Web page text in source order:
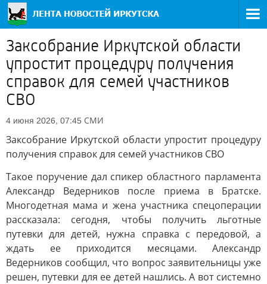
Заксобрание Иркутской области
упростит процедуру получения
справок для семей участников
СВО
4 июня 2026, 07:45 СМИ
Заксобрание Иркутской области упростит процедуру
получения справок для семей участников СВО
Такое поручение дал спикер областного парламента
Александр Ведерников после приема в Братске.
Многодетная мама и жена участника спецоперации
рассказала: сегодня, чтобы получить льготные
путевки для детей, нужна справка с передовой, а
ждать ее приходится месяцами. Александр
Ведерников сообщил, что вопрос заявительницы уже
решен, путевки для ее детей нашлись. А вот системно